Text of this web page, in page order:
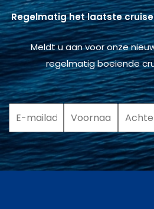
Regelmatig het laatste
Meldt u aan voor onze
regelmatig boeiende